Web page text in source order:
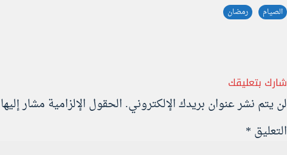
الصيام رمضان
شارك بتعليقك
لن يتم نشر عنوان بريدك الإلكتروني.الحقول الإلزامية مشار
التعليق *